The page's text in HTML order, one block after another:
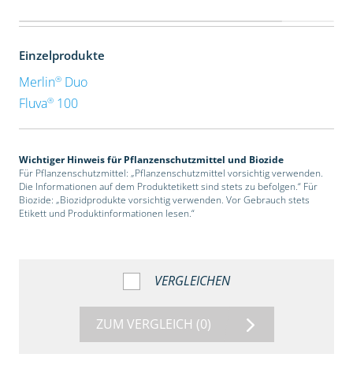
Einzelprodukte
Merlin®Duo
Fluva®100
Wichtiger Hinweis für Pflanzenschutzmittel und Biozide
Für Pflanzenschutzmittel: „Pflanzenschutzmittel vorsichtig verwenden.
Die Informationen auf dem Produktetikett sind stets zu befolgen.“ Für
Biozide: „Biozidprodukte vorsichtig verwenden. Vor Gebrauch stets
Etikett und Produktinformationen lesen.“
VERGLEICHEN
ZUM VERGLEICH (0)